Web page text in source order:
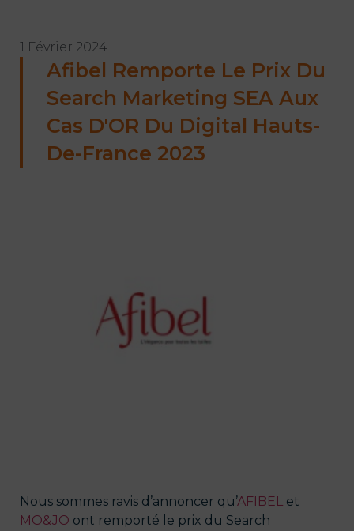
1 Février 2024
Afibel Remporte Le Prix Du
Search Marketing SEA Aux
Cas D'OR Du Digital Hauts-
De-France 2023
Nous sommes ravis d’annoncer qu’AFIBEL et
MO&JO ont remporté le prix du Search